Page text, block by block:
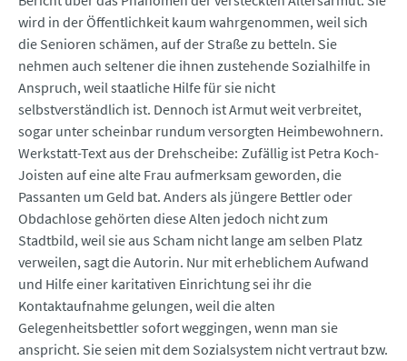
wird in der Öffentlichkeit kaum wahrgenommen, weil sich
die Senioren schämen, auf der Straße zu betteln. Sie
nehmen auch seltener die ihnen zustehende Sozialhilfe in
Anspruch, weil staatliche Hilfe für sie nicht
selbstverständlich ist. Dennoch ist Armut weit verbreitet,
sogar unter scheinbar rundum versorgten Heimbewohnern.
Werkstatt-Text aus der Drehscheibe: Zufällig ist Petra Koch-
Joisten auf eine alte Frau aufmerksam geworden, die
Passanten um Geld bat. Anders als jüngere Bettler oder
Obdachlose gehörten diese Alten jedoch nicht zum
Stadtbild, weil sie aus Scham nicht lange am selben Platz
verweilen, sagt die Autorin. Nur mit erheblichem Aufwand
und Hilfe einer karitativen Einrichtung sei ihr die
Kontaktaufnahme gelungen, weil die alten
Gelegenheitsbettler sofort weggingen, wenn man sie
anspricht. Sie seien mit dem Sozialsystem nicht vertraut bzw.